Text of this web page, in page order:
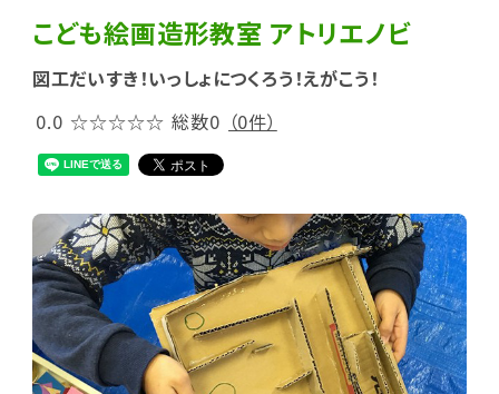
こども絵画造形教室 アトリエノビ
図工だいすき！いっしょにつくろう！えがこう！
0.0 ☆☆☆☆☆ 総数0 （0件）